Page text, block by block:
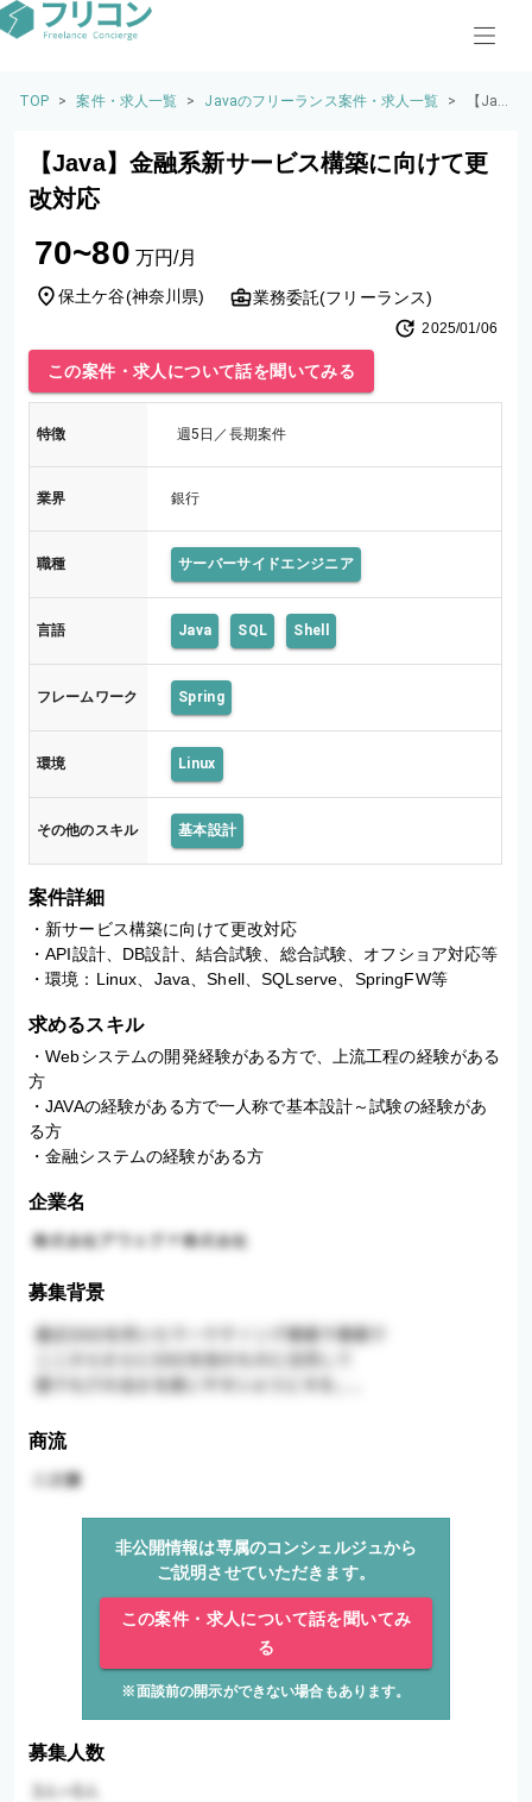
TOP > 案件・求人一覧 > Javaのフリーランス案件・求人一覧 >
【Jav
新サ
【Java】金融系新サービス構築に向けて更
改対応
70~80 万円/月
保土ケ谷(神奈川県) 業務委託(フリーランス)
2025/01/06
この案件・求人について話を聞いてみる
特徴 週5日／長期案件
業界 銀行
職種 サーバーサイドエンジニア
言語 Java SQL Shell
フレームワーク Spring
環境 Linux
その他のスキル 基本設計
案件詳細
・新サービス構築に向けて更改対応
・API設計、DB設計、結合試験、総合試験、オフショア対応等
・環境：Linux、Java、Shell、SQLserve、SpringFW等
求めるスキル
・Webシステムの開発経験がある方で、上流工程の経験がある
方
・JAVAの経験がある方で一人称で基本設計～試験の経験があ
る方
・金融システムの経験がある方
企業名
募集背景
商流
非公開情報は専属のコンシェルジュから
ご説明させていただきます。
この案件・求人について話を聞いてみ
る
※面談前の開示ができない場合もあります。
募集人数